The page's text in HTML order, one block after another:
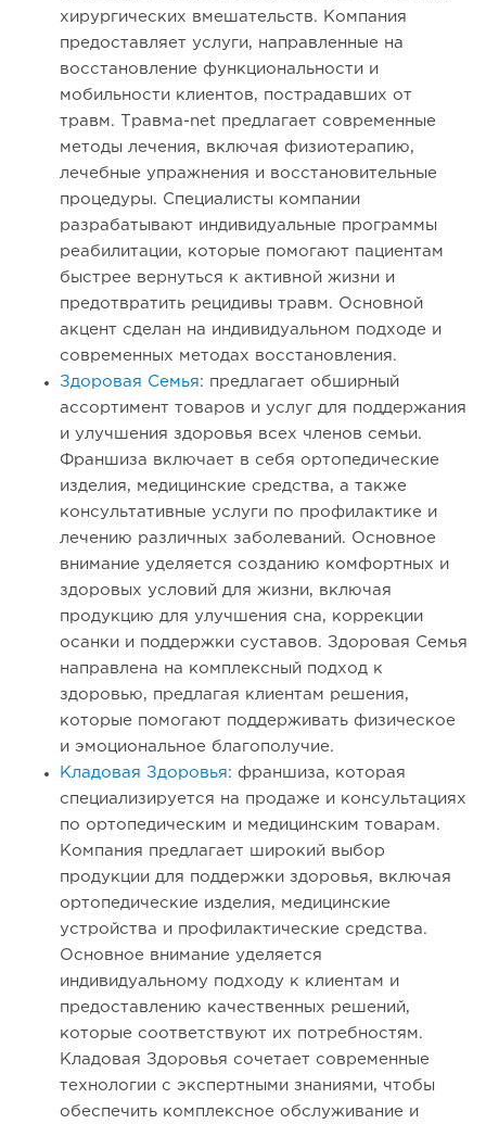
хирургических вмешательств. Компания
предоставляет услуги, направленные на
восстановление функциональности и
мобильности клиентов, пострадавших от
травм. Травма-net предлагает современные
методы лечения, включая физиотерапию,
лечебные упражнения и восстановительные
процедуры. Специалисты компании
разрабатывают индивидуальные программы
реабилитации, которые помогают пациентам
быстрее вернуться к активной жизни и
предотвратить рецидивы травм. Основной
акцент сделан на индивидуальном подходе и
современных методах восстановления.
Здоровая Семья: предлагает обширный
ассортимент товаров и услуг для поддержания
и улучшения здоровья всех членов семьи.
Франшиза включает в себя ортопедические
изделия, медицинские средства, а также
консультативные услуги по профилактике и
лечению различных заболеваний. Основное
внимание уделяется созданию комфортных и
здоровых условий для жизни, включая
продукцию для улучшения сна, коррекции
осанки и поддержки суставов. Здоровая Семья
направлена на комплексный подход к
здоровью, предлагая клиентам решения,
которые помогают поддерживать физическое
и эмоциональное благополучие.
Кладовая Здоровья: франшиза, которая
специализируется на продаже и консультациях
по ортопедическим и медицинским товарам.
Компания предлагает широкий выбор
продукции для поддержки здоровья, включая
ортопедические изделия, медицинские
устройства и профилактические средства.
Основное внимание уделяется
индивидуальному подходу к клиентам и
предоставлению качественных решений,
которые соответствуют их потребностям.
Кладовая Здоровья сочетает современные
технологии с экспертными знаниями, чтобы
обеспечить комплексное обслуживание и